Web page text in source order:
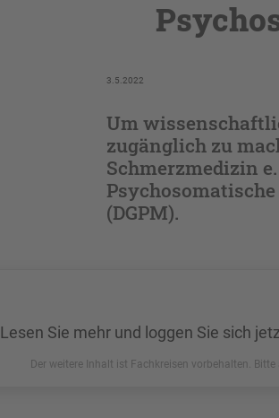
3.5.2022
Um
zugänglich zu
Schmerzmedizin
(DGPM).
Lesen Sie mehr und loggen Sie sich
Der weitere Inhalt ist Fachkreisen vorbehalten.